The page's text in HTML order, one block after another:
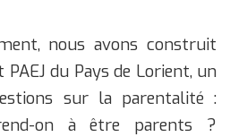
nous avons construit
PAEJ du Pays de Lorient, un
sur la parentalité :
on à être parents ?